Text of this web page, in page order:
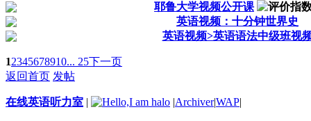
耶鲁大学视频公开课
英语视频：十分钟世界史
英语视频>英语语法中级班视
12345678910... 25下一页
返回首页 发帖
在线英语听力室 | |Archiver|WAP|